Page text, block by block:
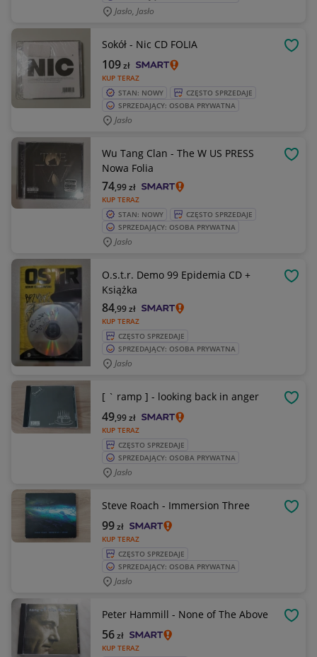
Jasło, Jasło
Sokół - Nic CD FOLIA
KUP TERAZ
109zł
STAN: NOWY
CZĘSTO SPRZEDAJE
SPRZEDAJĄCY: OSOBA PRYWATNA
Jasło
Wu Tang Clan - The W US PRESS
Nowa Folia
KUP TERAZ
74,99zł
STAN: NOWY
CZĘSTO SPRZEDAJE
SPRZEDAJĄCY: OSOBA PRYWATNA
Jasło
O.s.t.r. Demo 99 Epidemia CD +
Książka
KUP TERAZ
84,99zł
CZĘSTO SPRZEDAJE
SPRZEDAJĄCY: OSOBA PRYWATNA
Jasło
[ ` ramp ] - looking back in anger
KUP TERAZ
49,99zł
CZĘSTO SPRZEDAJE
SPRZEDAJĄCY: OSOBA PRYWATNA
Jasło
Steve Roach - Immersion Three
KUP TERAZ
99zł
CZĘSTO SPRZEDAJE
SPRZEDAJĄCY: OSOBA PRYWATNA
Jasło
Peter Hammill - None of The Above
KUP TERAZ
56zł